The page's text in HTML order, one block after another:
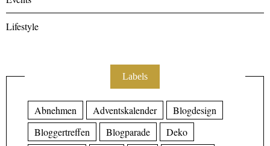
Lifestyle
Labels
Abnehmen Adventskalender
Blogdesign
Bloggertreffen
Blogparade
Deko